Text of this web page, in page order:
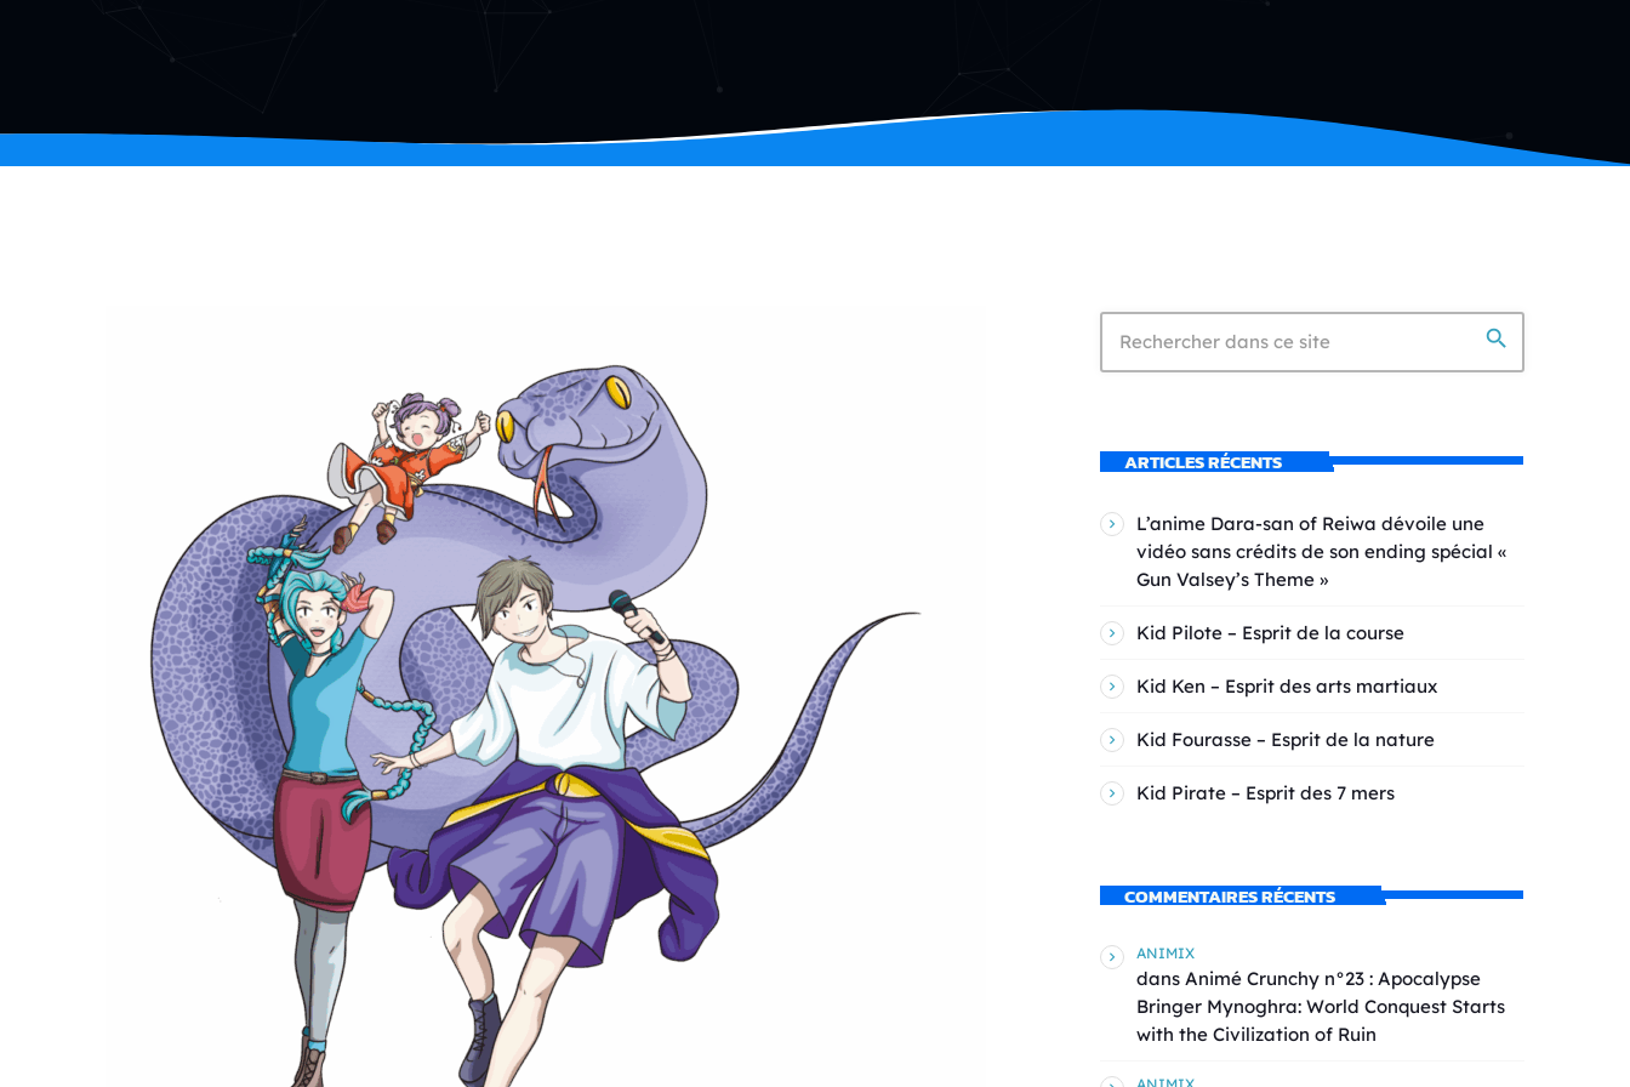
search
ARTICLES RÉCENTS
L’anime Dara-san of Reiwa dévoile une
vidéo sans crédits de son ending spécial «
Gun Valsey’s Theme »
Kid Pilote – Esprit de la course
Kid Ken – Esprit des arts martiaux
Kid Fourasse – Esprit de la nature
Kid Pirate – Esprit des 7 mers
COMMENTAIRES RÉCENTS
ANIMIX
dans Animé Crunchy n°23 : Apocalypse
Bringer Mynoghra: World Conquest Starts
with the Civilization of Ruin